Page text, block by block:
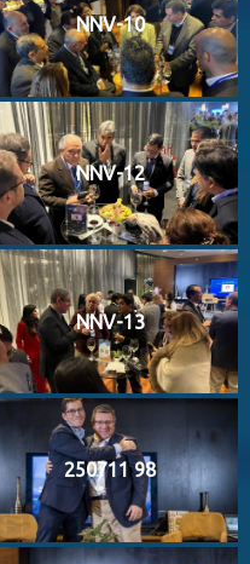
NNV-10
NNV-12
NNV-13
250711 98